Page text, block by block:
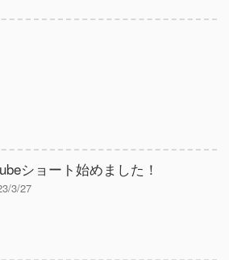
ショート始めました！
3/27